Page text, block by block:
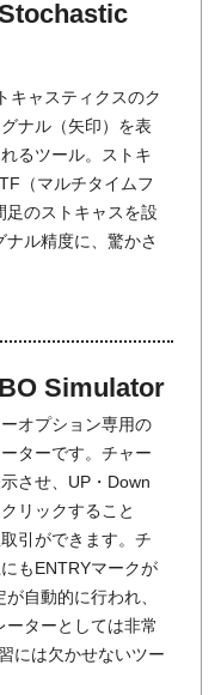
キャスティクスのク
ナル（矢印）を表
るツール。ストキ
（マルチタイムフ
足のストキャスを設
ル精度に、驚かさ
Simulator
オプション専用の
ターです。チャー
示させ、UP・Down
リックすること
引ができます。チ
もENTRYマークが
自動的に行われ、
ターとしては非常
には欠かせないツー